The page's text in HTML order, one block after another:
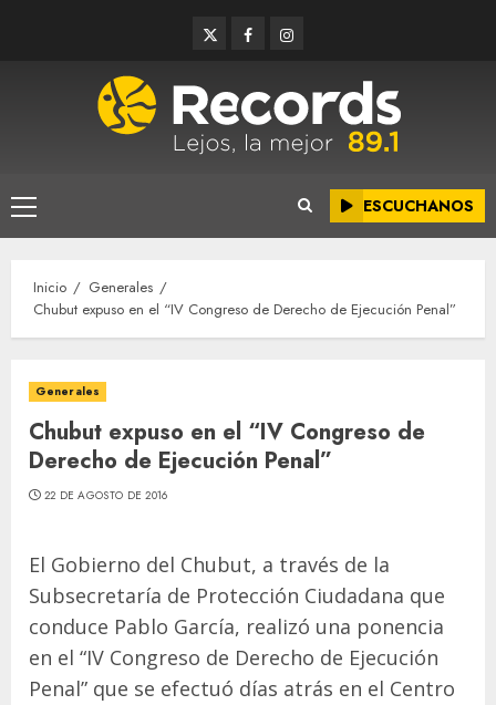
TwitterFacebookInstagram
Menú
principal
ESCUCHANOS
Inicio
Generales
Chubut expuso en el “IV Congreso de Derecho de Ejecución Penal”
Generales
Chubut expuso en el “IV Congreso de
Derecho de Ejecución Penal”
22 DE AGOSTO DE 2016
El Gobierno del Chubut, a través de la
Subsecretaría de Protección Ciudadana que
conduce Pablo García, realizó una ponencia
en el “IV Congreso de Derecho de Ejecución
Penal” que se efectuó días atrás en el Centro